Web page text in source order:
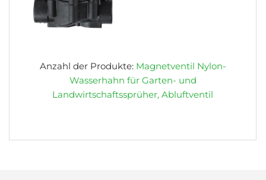
Anzahl der Produkte:Magnetventil Nylon-
Wasserhahn für Garten- und
Landwirtschaftssprüher, Abluftventil